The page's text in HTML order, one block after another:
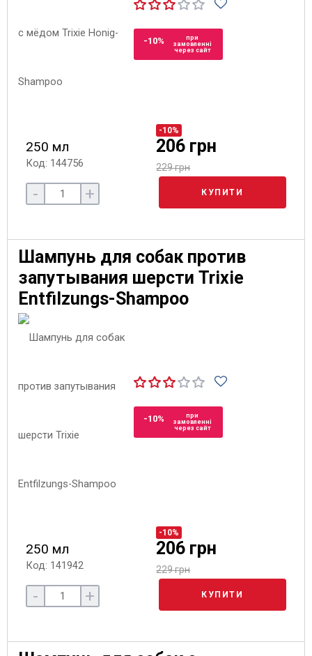
-10%
при
замовленні
через сайт
250 мл
Код: 144756
-10%
206 грн
229 грн
- + КУПИТИ
Шампунь для собак против
запутывания шерсти Trixie
Entfilzungs-Shampoo
-10%
при
замовленні
через сайт
250 мл
Код: 141942
-10%
206 грн
229 грн
- + КУПИТИ